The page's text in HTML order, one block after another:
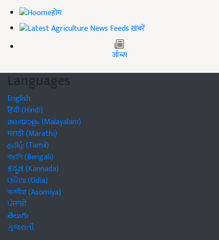
होम
ख़बरें
जॉब्स
Languages
English
हिंदी (Hindi)
മലയാളം (Malayalam)
मराठी (Marathi)
தமிழ் (Tamil)
বাঙালি (Bengali)
ಕನ್ನಡ (Kannada)
ଓଡିଆ (Odia)
অসমীয়া (Asomiya)
ਪੰਜਾਬੀ
తెలుగు
ગુજરાતી